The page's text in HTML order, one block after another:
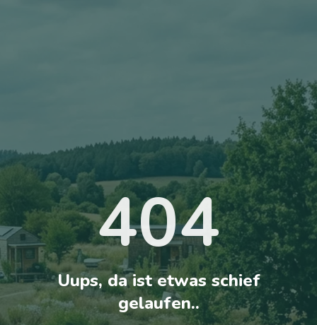
404
Uups, da ist etwas schief
gelaufen..